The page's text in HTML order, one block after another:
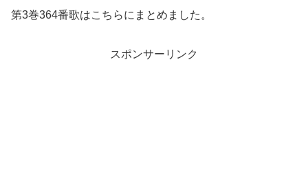
第3巻364番歌はこちらにまとめました。
スポンサーリンク